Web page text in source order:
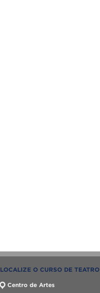
LOCALIZE O CURSO DE TEATRO
Centro de Artes